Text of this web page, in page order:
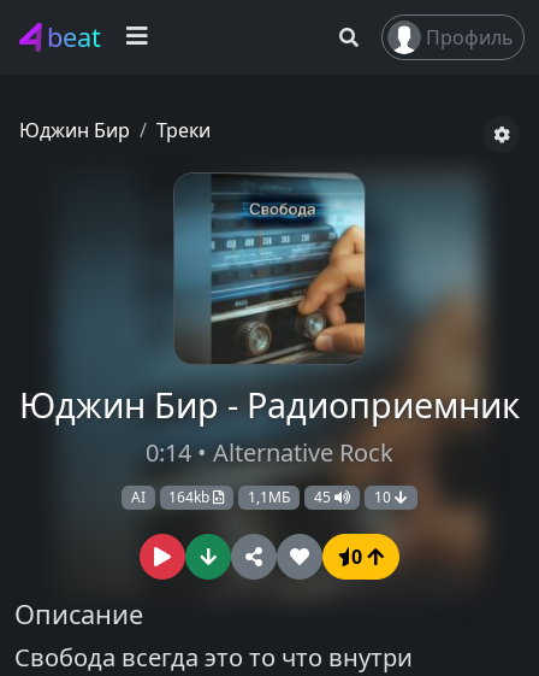
beat Профиль
Юджин Бир Треки
Юджин Бир - Радиоприемник
0:14 • Alternative Rock
AI 164kb 1,1МБ 45 10
0
Описание
Свобода всегда это то что внутри